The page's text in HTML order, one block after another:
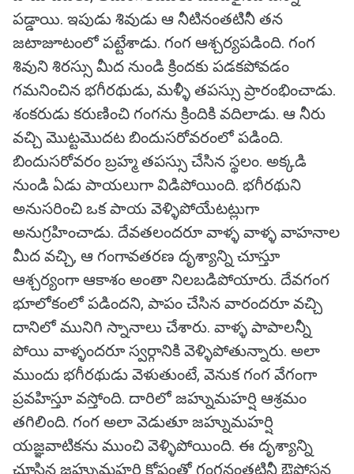
పడ్డాయి. ఇపుడు శివుడు ఆ నీటినంతటినీ తన
జటాజూటంలో పట్టేశాడు. గంగ ఆశ్చర్యపడింది. గంగ
శివుని శిరస్సు మీద నుండి క్రిందకు పడకపోవడం
గమనించిన భగీరథుడు, మళ్ళీ తపస్సు ప్రారంభించాడు.
శంకరుడు కరుణించి గంగను క్రిందికి వదిలాడు. ఆ నీరు
వచ్చి మొట్టమొదట బిందుసరోవరంలో పడింది.
బిందుసరోవరం బ్రహ్మ తపస్సు చేసిన స్థలం. అక్కడి
నుండి ఏడు పాయలుగా విడిపోయింది. భగీరథుని
అనుసరించి ఒక పాయ వెళ్ళిపోయేటట్లుగా
అనుగ్రహించాడు. దేవతలందరూ వాళ్ళ వాళ్ళ వాహనాల
మీద వచ్చి, ఆ గంగావతరణ దృశ్యాన్ని చూస్తూ
ఆశ్చర్యంగా ఆకాశం అంతా నిలబడిపోయారు. దేవగంగ
భూలోకంలో పడిందని, పాపం చేసిన వారందరూ వచ్చి
దానిలో మునిగి స్నానాలు చేశారు. వాళ్ళ పాపాలన్నీ
పోయి వాళ్ళందరూ స్వర్గానికి వెళ్ళిపోతున్నారు. అలా
ముందు భగీరథుడు వెళుతుంటే, వెనుక గంగ వేగంగా
ప్రవహిస్తూ వస్తోంది. దారిలో జహ్నుమహర్షి ఆశ్రమం
తగిలింది. గంగ అలా వెడుతూ జహ్నుమహర్షి
యజ్ఞవాటికను ముంచి వెళ్ళిపోయింది. ఈ దృశ్యాన్ని
చూసిన జహ్నుమహర్షి కోపంతో గంగనంతటినీ ఔపోసన